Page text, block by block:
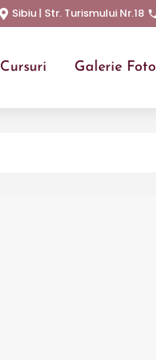
Sibiu | Str. Turismului Nr.18
Cursuri Galerie Foto